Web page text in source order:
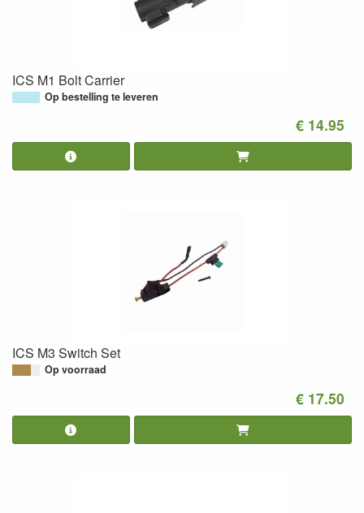
ICS M1 Bolt Carrier
Op bestelling te leveren
€ 14.95
ICS M3 Switch Set
Op voorraad
€ 17.50